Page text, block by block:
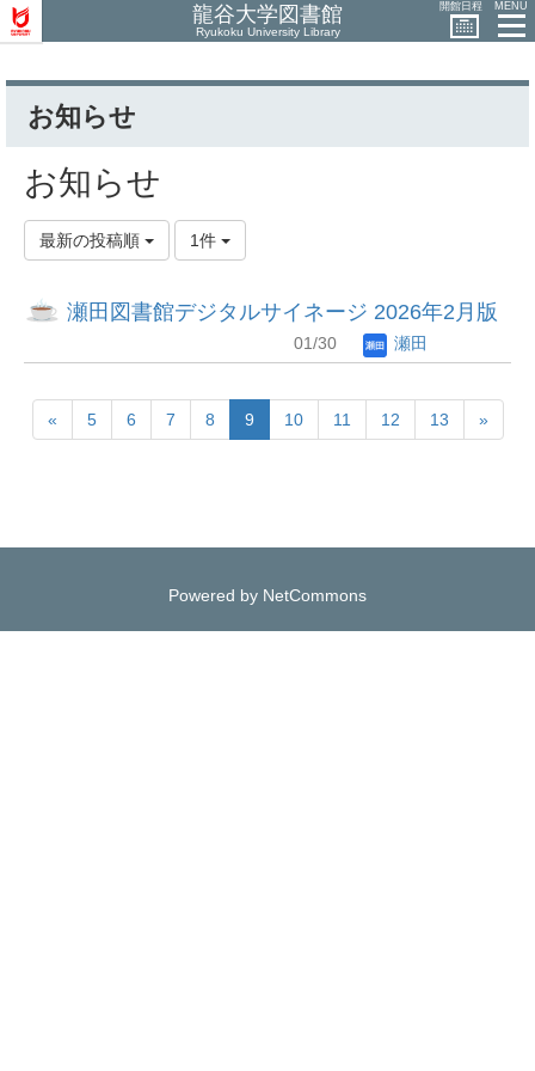
龍谷大学図書館
Ryukoku University Library
開館日程 MENU
お知らせ
お知らせ
最新の投稿順 1件
瀬田図書館デジタルサイネージ 2026年2月版
01/30 瀬田
« 5 6 7 8 9 10 11 12 13 »
Powered by NetCommons